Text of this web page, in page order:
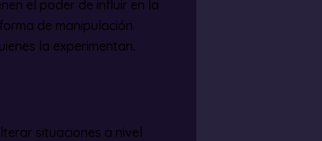
el poder de influir en la
de manipulación
la experimentan.
situaciones a nivel